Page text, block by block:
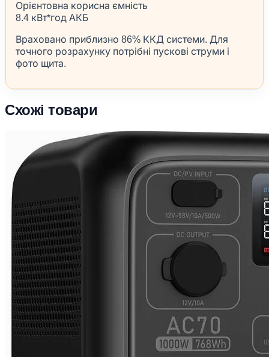
Орієнтовна корисна ємність
8.4 кВт*год АКБ
Враховано приблизно 86% ККД системи. Для
точного розрахунку потрібні пускові струми і
фото щита.
Схожі товари